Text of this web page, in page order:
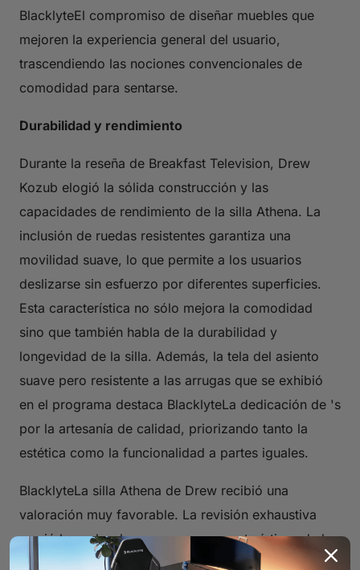
BlacklyteEl compromiso de diseñar muebles que
mejoren la experiencia general del usuario,
trascendiendo las nociones convencionales de
comodidad para sentarse.
Durabilidad y rendimiento
Durante la reseña de Breakfast Television, Drew
Kozub elogió la sólida construcción y las
capacidades de rendimiento de la silla Athena. La
inclusión de ruedas resistentes garantiza una
movilidad suave, lo que permite a los usuarios
deslizarse sin esfuerzo por diferentes superficies.
Esta característica no sólo mejora la comodidad
sino que también habla de la durabilidad y
longevidad de la silla. Además, la tela del asiento
suave pero resistente a las arrugas que se exhibió
en el programa destaca BlacklyteLa dedicación de 's
por la artesanía de calidad, priorizando tanto la
estética como la funcionalidad a partes iguales.
BlacklyteLa silla Athena de Drew recibió una
valoración muy favorable. La revisión exhaustiva
arrojó luz sobre las numerosas características de la
silla, destacando su idoneidad para jugar, relajarse y